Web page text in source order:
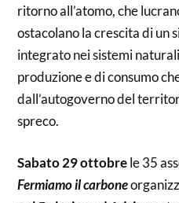
ritorno all’atomo, che
ostacolano la crescita di un
integrato nei sistemi
produzione e di consumo
dall’autogoverno del
spreco.
Sabato 29 ottobrele 35
Fermiamo il carbone